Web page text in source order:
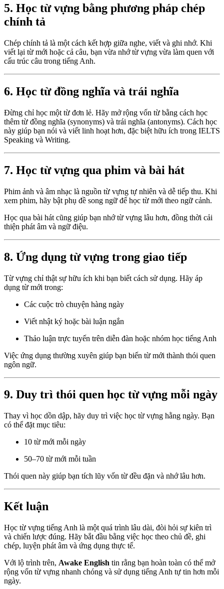
5. Học từ vựng bằng phương pháp chép
chính tả
Chép chính tả là một cách kết hợp giữa nghe, viết và ghi nhớ. Khi
viết lại từ mới hoặc cả câu, bạn vừa nhớ từ vựng vừa làm quen với
cấu trúc câu trong tiếng Anh.
6. Học từ đồng nghĩa và trái nghĩa
Đừng chỉ học một từ đơn lẻ. Hãy mở rộng vốn từ bằng cách học
thêm từ đồng nghĩa (synonyms) và trái nghĩa (antonyms). Cách học
này giúp bạn nói và viết linh hoạt hơn, đặc biệt hữu ích trong IELTS
Speaking và Writing.
7. Học từ vựng qua phim và bài hát
Phim ảnh và âm nhạc là nguồn từ vựng tự nhiên và dễ tiếp thu. Khi
xem phim, hãy bật phụ đề song ngữ để học từ mới theo ngữ cảnh.
Học qua bài hát cũng giúp bạn nhớ từ vựng lâu hơn, đồng thời cải
thiện phát âm và ngữ điệu.
8. Ứng dụng từ vựng trong giao tiếp
Từ vựng chỉ thật sự hữu ích khi bạn biết cách sử dụng. Hãy áp
dụng từ mới trong:
Các cuộc trò chuyện hàng ngày
Viết nhật ký hoặc bài luận ngắn
Thảo luận trực tuyến trên diễn đàn hoặc nhóm học tiếng Anh
Việc ứng dụng thường xuyên giúp bạn biến từ mới thành thói quen
ngôn ngữ.
9. Duy trì thói quen học từ vựng mỗi ngày
Thay vì học dồn dập, hãy duy trì việc học từ vựng hằng ngày. Bạn
có thể đặt mục tiêu:
10 từ mới mỗi ngày
50–70 từ mới mỗi tuần
Thói quen này giúp bạn tích lũy vốn từ đều đặn và nhớ lâu hơn.
Kết luận
Học từ vựng tiếng Anh là một quá trình lâu dài, đòi hỏi sự kiên trì
và chiến lược đúng. Hãy bắt đầu bằng việc học theo chủ đề, ghi
chép, luyện phát âm và ứng dụng thực tế.
Với lộ trình trên, Awake English tin rằng bạn hoàn toàn có thể mở
rộng vốn từ vựng nhanh chóng và sử dụng tiếng Anh tự tin hơn mỗi
ngày.